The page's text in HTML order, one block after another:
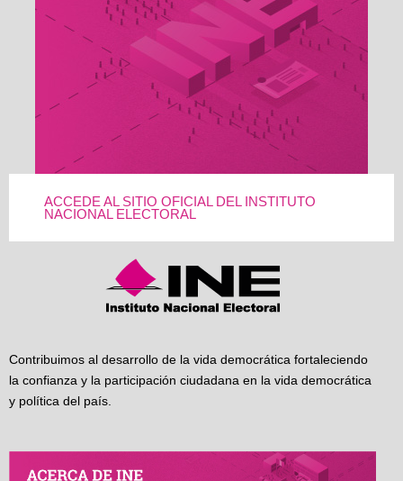
ACCEDE AL SITIO OFICIAL DEL INSTITUTO
NACIONAL ELECTORAL
Contribuimos al desarrollo de la vida democrática fortaleciendo
la confianza y la participación ciudadana en la vida democrática
y política del país.